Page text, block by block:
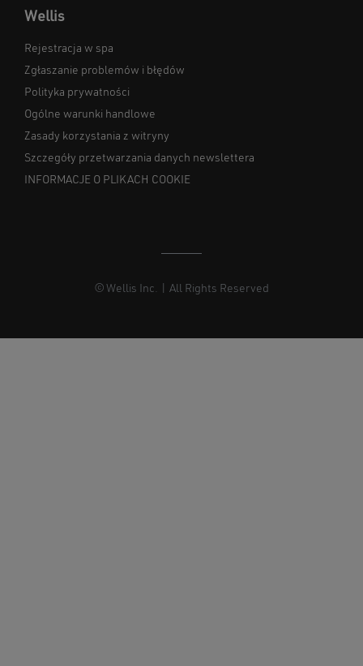
Wellis
Rejestracja w spa
Zgłaszanie problemów i błędów
Polityka prywatności
Ogólne warunki handlowe
Zasady korzystania z witryny
Szczegóły przetwarzania danych newslettera
INFORMACJE O PLIKACH COOKIE
© Wellis Inc. | All Rights Reserved